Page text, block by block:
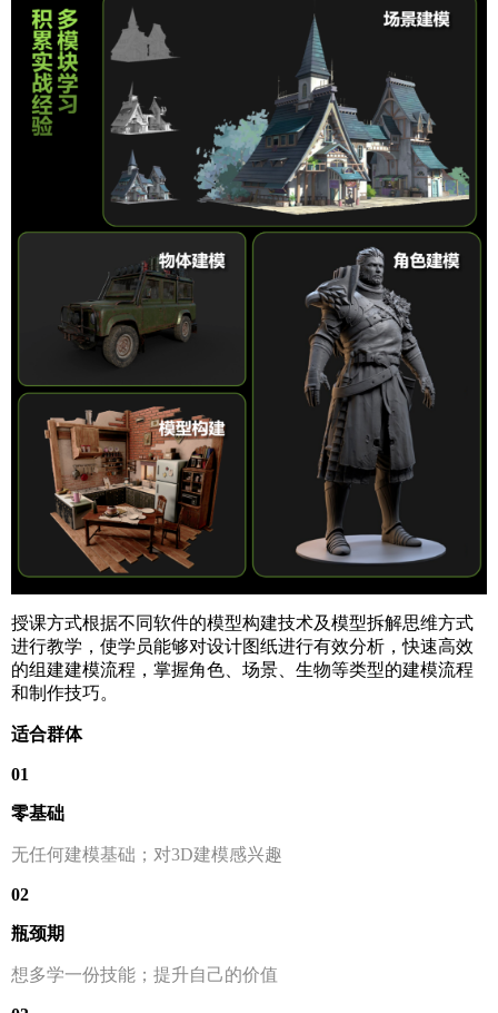
授课方式根据不同软件的模型构建技术及模型拆解思维方式
进行教学，使学员能够对设计图纸进行有效分析，快速高效
的组建建模流程，掌握角色、场景、生物等类型的建模流程
和制作技巧。
适合群体
01
零基础
无任何建模基础；对3D建模感兴趣
02
瓶颈期
想多学一份技能；提升自己的价值